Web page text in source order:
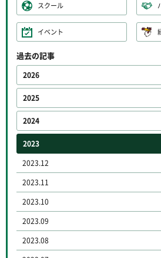
スクール
イベント
過去の記事
2026
2025
2024
2023
2023.12
2023.11
2023.10
2023.09
2023.08